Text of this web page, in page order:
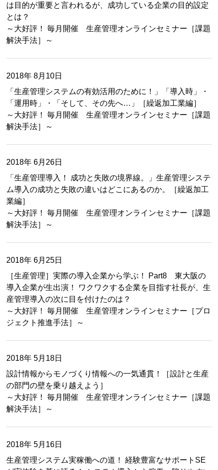
は目的が重要と言われるが、成功している企業の目的設定
とは？
～大好評！ 毎月開催 生産管理オンラインセミナー［課題
解決手法］～
2018年 8月10日
「生産管理システムの有効活用のために！」「導入時」・
「運用時」・「そして、その先へ…」［繰返加工業編］
～大好評！ 毎月開催 生産管理オンラインセミナー［課題
解決手法］～
2018年 6月26日
「生産管理導入！ 成功と失敗の境界線。」生産管理システ
ム導入の成功と失敗の違いはどこにあるのか。［繰返加工
業編］
～大好評！ 毎月開催 生産管理オンラインセミナー［課題
解決手法］～
2018年 6月25日
［生産管理］実際の導入企業から学ぶ！ Part8 東大阪の
導入企業が生出演！ ワクワクする企業を目指す社長が、生
産管理導入の次に目を付けたのは？
～大好評！ 毎月開催 生産管理オンラインセミナー［プロ
ジェクト推進手法］～
2018年 5月18日
設計情報からモノづくり情報への一気通貫！［設計と生産
の部門の壁を乗り越えよう］
～大好評！ 毎月開催 生産管理オンラインセミナー［課題
解決手法］～
2018年 5月16日
生産管理システム実稼働への道！ 経験豊富なサポートSE